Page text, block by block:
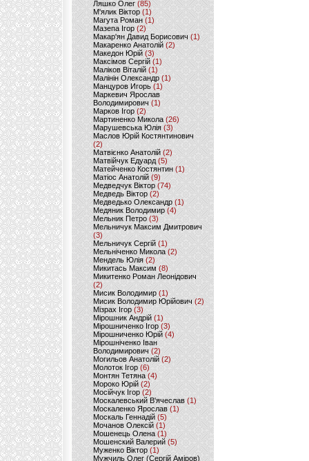
Ляшко Олег (85)
М'ялик Віктор(1)
Магута Роман(1)
Мазепа Ігор (2)
Макар'ян Давид Борисович(1)
Макаренко Анатолій (2)
Македон Юрій(3)
Максімов Сергій (1)
Маліков Віталій (1)
Малінін Олександр (1)
Манцуров Игорь (1)
Маркевич Ярослав
Володимирович (1)
Марков Ігор (2)
Мартиненко Микола (26)
Марушевська Юлія (3)
Маслов Юрій Костянтинович
(2)
Матвієнко Анатолій (2)
Матвійчук Едуард(5)
Матейченко Костянтин (1)
Матіос Анатолій (9)
Медведчук Віктор(74)
Медведь Віктор (2)
Медведько Олександр (1)
Медяник Володимир(4)
Мельник Петро (3)
Мельничук Максим Дмитрович
(3)
Мельничук Сергій (1)
Мельніченко Микола (2)
Мендель Юлія (2)
Микитась Максим (8)
Микитенко Роман Леонідович
(2)
Мисик Володимир (1)
Мисик Володимир Юрійович(2)
Мізрах Ігор(3)
Мірошник Андрій(1)
Мірошниченко Ігор (3)
Мірошниченко Юрій(4)
Мірошніченко Іван
Володимирович (2)
Могильов Анатолій (2)
Молоток Ігор (6)
Монтян Тетяна (4)
Мороко Юрій(2)
Мосійчук Ігор (2)
Москалевський В'ячеслав (1)
Москаленко Ярослав (1)
Москаль Геннадій (5)
Мочанов Олексій(1)
Мошенець Олена(1)
Мошенский Валерий (5)
Муженко Віктор (1)
Мужчиль Олег (Сергій Аміров)